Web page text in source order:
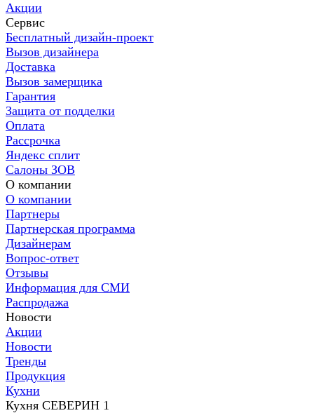
Акции
Сервис
Бесплатный дизайн-проект
Вызов дизайнера
Доставка
Вызов замерщика
Гарантия
Защита от подделки
Оплата
Рассрочка
Яндекс сплит
Салоны ЗОВ
О компании
О компании
Партнеры
Партнерская программа
Дизайнерам
Вопрос-ответ
Отзывы
Информация для СМИ
Распродажа
Новости
Акции
Новости
Тренды
Продукция
Кухни
Кухня СЕВЕРИН 1